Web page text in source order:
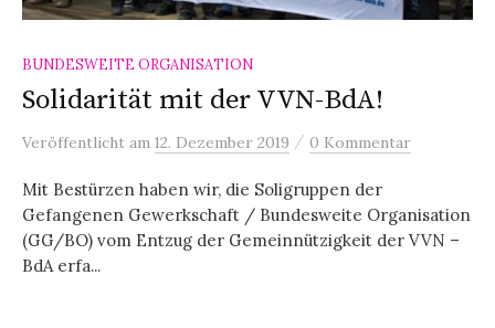
BUNDESWEITE ORGANISATION
Solidarität mit der VVN-BdA!
Veröffentlicht am 12. Dezember 2019 / 0 Kommentar
Mit Bestürzen haben wir, die Soligruppen der
Gefangenen Gewerkschaft / Bundesweite Organisation
(GG/BO) vom Entzug der Gemeinnützigkeit der VVN –
BdA erfa...